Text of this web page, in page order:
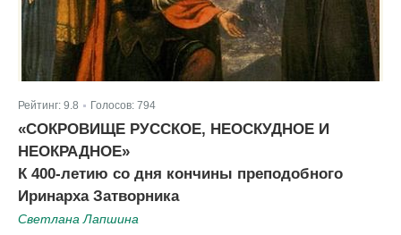
Рейтинг: 9.8 Голосов: 794
«СОКРОВИЩЕ РУССКОЕ, НЕОСКУДНОЕ И
НЕОКРАДНОЕ»
К 400-летию со дня кончины преподобного
Иринарха Затворника
Светлана Лапшина